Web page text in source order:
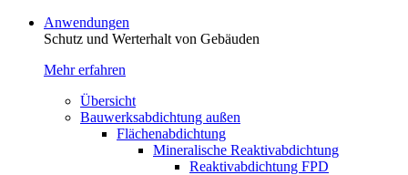
Anwendungen
Schutz und Werterhalt von Gebäude­n
Mehr erfahren
Übersicht
Bauwerksabdichtung außen
Flächenabdichtung
Mineralische Reaktivabdichtung
Reaktivabdichtung FPD